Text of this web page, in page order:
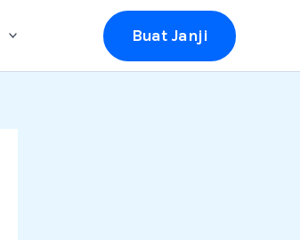
Buat Janji